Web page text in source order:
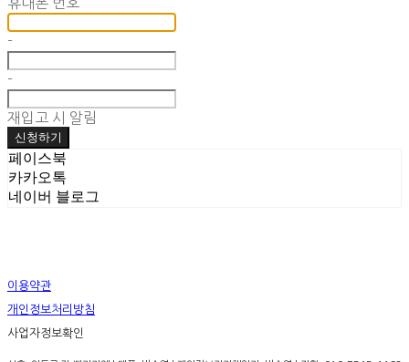
-
-
재입고 시 알림
신청하기
페이스북
카카오톡
네이버 블로그
이용약관
개인정보처리방침
사업자정보확인